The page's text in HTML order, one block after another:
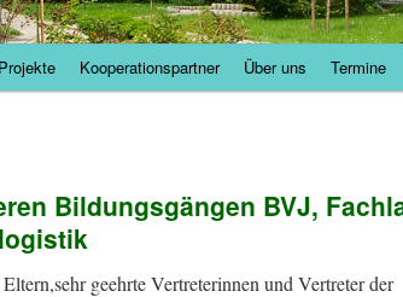
Kooperationspartner Über uns Termine
Bildungsgängen BVJ,
geehrte Vertreterinnen und Vertreter der